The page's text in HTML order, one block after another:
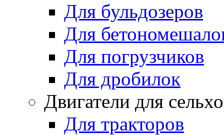
Для бульдозеров
Для
Для погрузчиков
Для дробилок
Двигатели для
Для тракторов